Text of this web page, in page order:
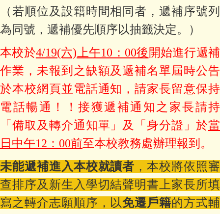
（若順位及設籍時間相同者，遞補序號列
為同號，遞補優先順序以抽籤決定。）
本校於4/19(六)上午10：00後 開始進行遞補
作業，未報到之缺額及遞補名單屆時公告
於本校網頁並電話通知，請家長留意保持
電話暢通！！接獲遞補通知之家長請持
「備取及轉介通知單」及「身分證」於當
日中午12：00前至本校教務處辦理報到。
未能遞補進入本校就讀者 ，本校將依照審
查排序及新生入學切結聲明書上家長所填
寫之轉介志願順序，以免遷戶籍的方式輔